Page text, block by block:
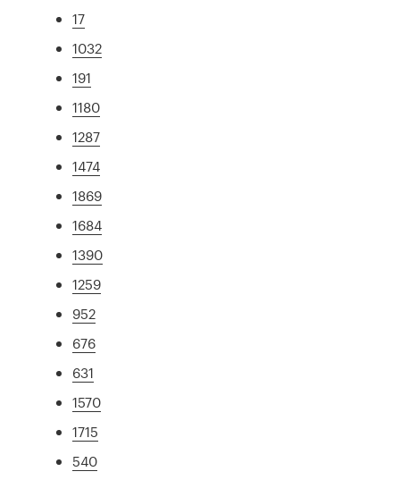
17
1032
191
1180
1287
1474
1869
1684
1390
1259
952
676
631
1570
1715
540